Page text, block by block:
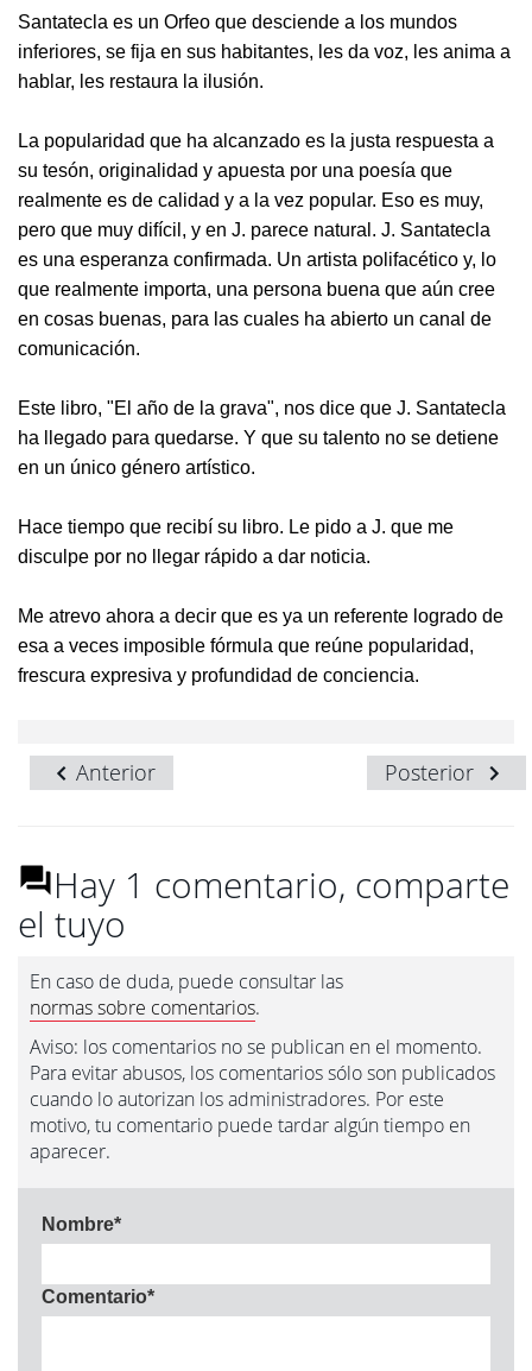
Santatecla es un Orfeo que desciende a los mundos
inferiores, se fija en sus habitantes, les da voz, les anima a
hablar, les restaura la ilusión.
La popularidad que ha alcanzado es la justa respuesta a
su tesón, originalidad y apuesta por una poesía que
realmente es de calidad y a la vez popular. Eso es muy,
pero que muy difícil, y en J. parece natural. J. Santatecla
es una esperanza confirmada. Un artista polifacético y, lo
que realmente importa, una persona buena que aún cree
en cosas buenas, para las cuales ha abierto un canal de
comunicación.
Este libro, "El año de la grava", nos dice que J. Santatecla
ha llegado para quedarse. Y que su talento no se detiene
en un único género artístico.
Hace tiempo que recibí su libro. Le pido a J. que me
disculpe por no llegar rápido a dar noticia.
Me atrevo ahora a decir que es ya un referente logrado de
esa a veces imposible fórmula que reúne popularidad,
frescura expresiva y profundidad de conciencia.
Posterior
Anterior
Hay 1 comentario, comparte
el tuyo
En caso de duda, puede consultar las
normas sobre comentarios.
Aviso: los comentarios no se publican en el momento.
Para evitar abusos, los comentarios sólo son publicados
cuando lo autorizan los administradores. Por este
motivo, tu comentario puede tardar algún tiempo en
aparecer.
Nombre*
Comentario*